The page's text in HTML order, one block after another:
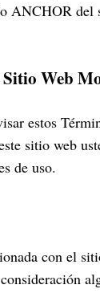
ANCHOR
Web
estos
sitio web
de uso.
con el